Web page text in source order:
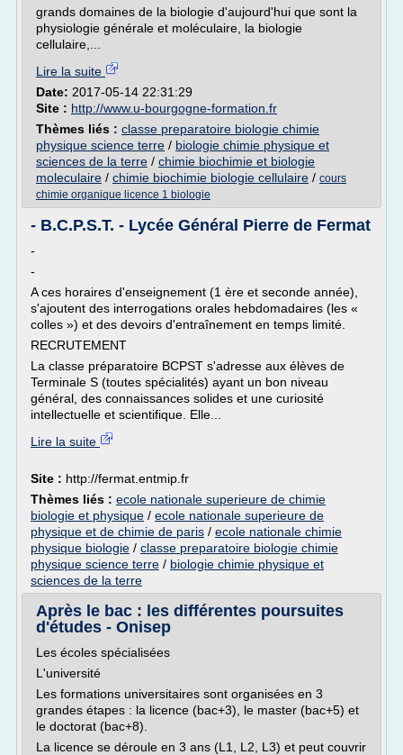
grands domaines de la biologie d'aujourd'hui que sont la
physiologie générale et moléculaire, la biologie
cellulaire,...
Lire la suite
Date: 2017-05-14 22:31:29
Site : http://www.u-bourgogne-formation.fr
Thèmes liés : classe preparatoire biologie chimie
physique science terre / biologie chimie physique et
sciences de la terre / chimie biochimie et biologie
moleculaire / chimie biochimie biologie cellulaire / cours
chimie organique licence 1 biologie
- B.C.P.S.T. - Lycée Général Pierre de Fermat
-
-
A ces horaires d'enseignement (1 ère et seconde année),
s'ajoutent des interrogations orales hebdomadaires (les «
colles ») et des devoirs d'entraînement en temps limité.
RECRUTEMENT
La classe préparatoire BCPST s'adresse aux élèves de
Terminale S (toutes spécialités) ayant un bon niveau
général, des connaissances solides et une curiosité
intellectuelle et scientifique. Elle...
Lire la suite
Site : http://fermat.entmip.fr
Thèmes liés : ecole nationale superieure de chimie
biologie et physique / ecole nationale superieure de
physique et de chimie de paris / ecole nationale chimie
physique biologie / classe preparatoire biologie chimie
physique science terre / biologie chimie physique et
sciences de la terre
Après le bac : les différentes poursuites
d'études - Onisep
Les écoles spécialisées
L'université
Les formations universitaires sont organisées en 3
grandes étapes : la licence (bac+3), le master (bac+5) et
le doctorat (bac+8).
La licence se déroule en 3 ans (L1, L2, L3) et peut couvrir